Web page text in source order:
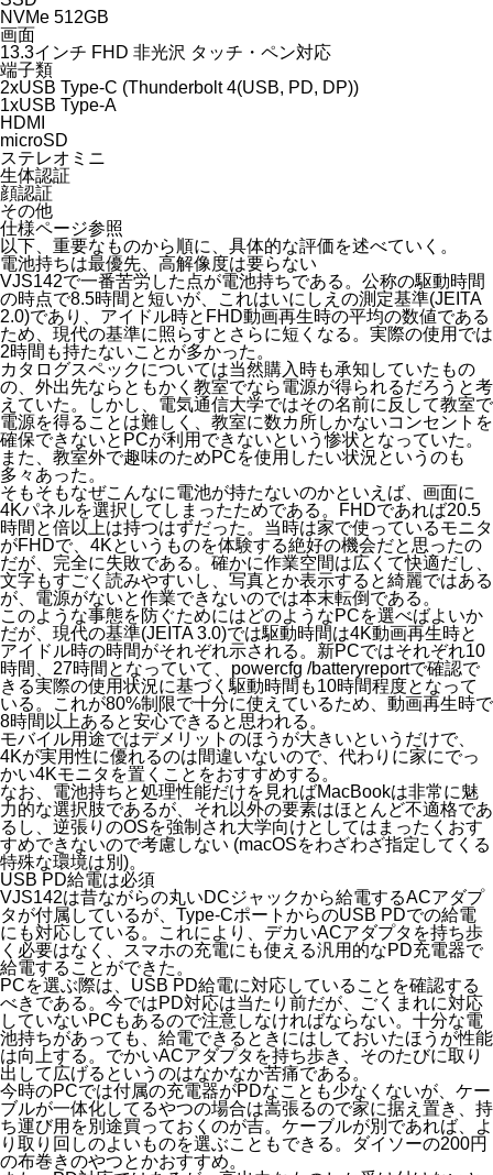
NVMe 512GB
画面
13.3インチ FHD 非光沢 タッチ・ペン対応
端子類
2xUSB Type-C (Thunderbolt 4(USB, PD, DP))
1xUSB Type-A
HDMI
microSD
ステレオミニ
生体認証
顔認証
その他
仕様ページ参照
以下、重要なものから順に、具体的な評価を述べていく。
電池持ちは最優先、高解像度は要らない
VJS142で一番苦労した点が電池持ちである。公称の駆動時間
の時点で8.5時間と短いが、これはいにしえの測定基準(JEITA
2.0)であり、アイドル時とFHD動画再生時の平均の数値である
ため、現代の基準に照らすとさらに短くなる。実際の使用では
2時間も持たないことが多かった。
カタログスペックについては当然購入時も承知していたもの
の、外出先ならともかく教室でなら電源が得られるだろうと考
えていた。しかし、電気通信大学ではその名前に反して教室で
電源を得ることは難しく、教室に数カ所しかないコンセントを
確保できないとPCが利用できないという惨状となっていた。
また、教室外で趣味のためPCを使用したい状況というのも
多々あった。
そもそもなぜこんなに電池が持たないのかといえば、画面に
4Kパネルを選択してしまったためである。FHDであれば20.5
時間と倍以上は持つはずだった。当時は家で使っているモニタ
がFHDで、4Kというものを体験する絶好の機会だと思ったの
だが、完全に失敗である。確かに作業空間は広くて快適だし、
文字もすごく読みやすいし、写真とか表示すると綺麗ではある
が、電源がないと作業できないのでは本末転倒である。
このような事態を防ぐためにはどのようなPCを選べばよいか
だが、現代の基準(JEITA 3.0)では駆動時間は4K動画再生時と
アイドル時の時間がそれぞれ示される。新PCではそれぞれ10
時間、27時間となっていて、 powercfg /batteryreportで確認で
きる実際の使用状況に基づく駆動時間も10時間程度となって
いる。これが80%制限で十分に使えているため、動画再生時で
8時間以上あると安心できると思われる。
モバイル用途ではデメリットのほうが大きいというだけで、
4Kが実用性に優れるのは間違いないので、代わりに家にでっ
かい4Kモニタ を置くことをおすすめする。
なお、電池持ちと処理性能だけを見ればMacBookは非常に魅
力的な選択肢であるが、それ以外の要素はほとんど不適格であ
るし、逆張りのOSを強制され大学向けとしてはまったくおす
すめできないので考慮しない (macOSをわざわざ指定してくる
特殊な環境は別)。
USB PD給電は必須
VJS142は昔ながらの丸いDCジャックから給電するACアダプ
タが付属しているが、Type-CポートからのUSB PDでの給電
にも対応している。これにより、デカいACアダプタを持ち歩
く必要はなく、スマホの充電にも使える汎用的なPD充電器で
給電することができた。
PCを選ぶ際は、USB PD給電に対応していることを確認する
べきである。今ではPD対応は当たり前だが、ごくまれに対応
していないPCもあるので注意しなければならない。十分な電
池持ちがあっても、給電できるときにはしておいたほうが性能
は向上する。でかいACアダプタを持ち歩き、そのたびに取り
出して広げるというのはなかなか苦痛である。
今時のPCでは付属の充電器がPDなことも少なくないが、ケー
ブルが一体化してるやつの場合は嵩張るので家に据え置き、持
ち運び用を別途買っておくのが吉。ケーブルが別であれば、よ
り取り回しのよいものを選ぶこともできる。ダイソーの200円
の布巻きのやつとかおすすめ。